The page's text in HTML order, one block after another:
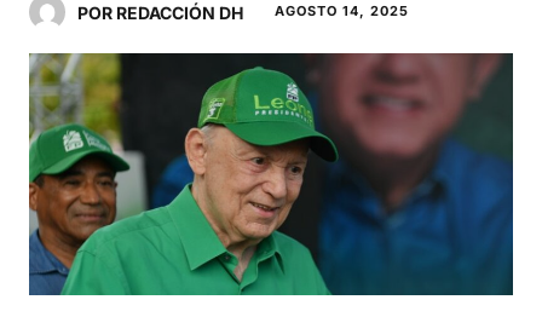
POR REDACCIÓN DH AGOSTO 14, 2025